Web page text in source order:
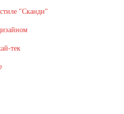
"Сканди"
тек